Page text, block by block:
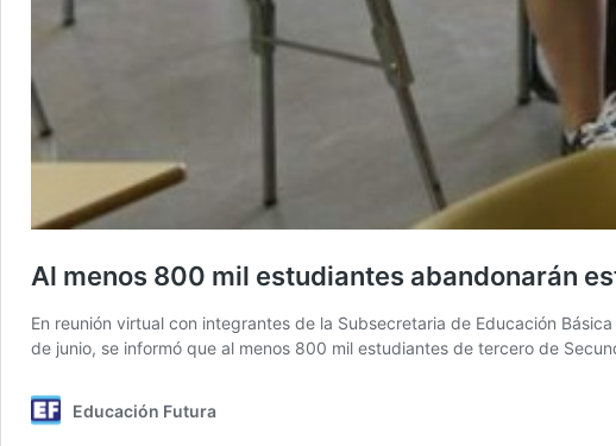
Al menos 800 mil estudiantes abandonarán
En reunión virtual con integrantes de la Subsecretaria de Educación
de junio, se informó que al menos 800 mil estudiantes de tercero de
Educación Futura